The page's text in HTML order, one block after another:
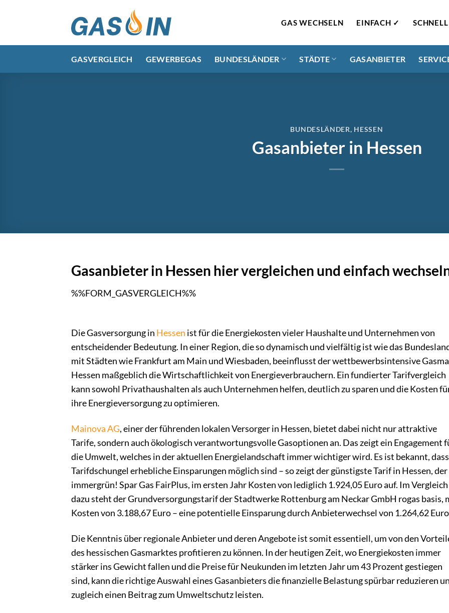
GAS WECHSELN EINFACH ✓
GASVERGLEICH GEWERBEGAS BUNDESLÄNDER STÄDTE GASANBIETER
BUNDESLÄNDER, HESSEN
Gasanbieter in Hessen
Gasanbieter in Hessen hier vergleichen und einfach
%%FORM_GASVERGLEICH%%
Die Gasversorgung in Hessen ist für die Energiekosten vieler Haushalte und Unternehmen von
entscheidender Bedeutung. In einer Region, die so dynamisch und vielfältig ist wie das
mit Städten wie Frankfurt am Main und Wiesbaden, beeinflusst der wettbewerbsintensive
Hessen maßgeblich die Wirtschaftlichkeit von Energieverbrauchern. Ein fundierter Tarifvergleich
kann sowohl Privathaushalten als auch Unternehmen helfen, deutlich zu sparen und die Kosten
ihre Energieversorgung zu optimieren.
Mainova AG, einer der führenden lokalen Versorger in Hessen, bietet dabei nicht nur attraktive
Tarife, sondern auch ökologisch verantwortungsvolle Gasoptionen an. Das zeigt ein Engagement
die Umwelt, welches in der aktuellen Energielandschaft immer wichtiger wird. Es ist bekannt,
Tarifdschungel erhebliche Einsparungen möglich sind – so zeigt der günstigste Tarif in Hessen, der
immergrün! Spar Gas FairPlus, im ersten Jahr Kosten von lediglich 1.924,05 Euro auf. Im Vergleich
dazu steht der Grundversorgungstarif der Stadtwerke Rottenburg am Neckar GmbH rogas basis,
Kosten von 3.188,67 Euro – eine potentielle Einsparung durch Anbieterwechsel von 1.264,62
Die Kenntnis über regionale Anbieter und deren Angebote ist somit essentiell, um von den
des hessischen Gasmarktes profitieren zu können. In der heutigen Zeit, wo Energiekosten immer
stärker ins Gewicht fallen und die Preise für Neukunden im letzten Jahr um 43 Prozent gestiegen
sind, kann die richtige Auswahl eines Gasanbieters die finanzielle Belastung spürbar reduzieren
zugleich einen Beitrag zum Umweltschutz leisten.